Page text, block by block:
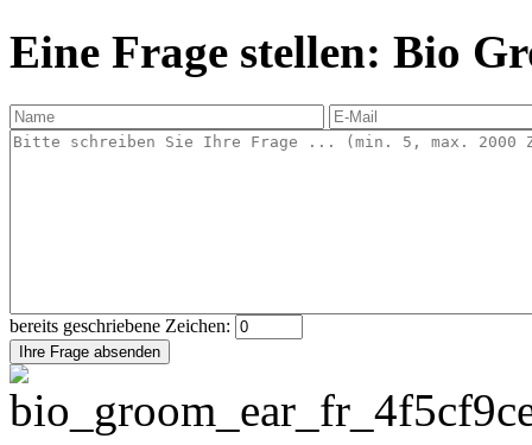
Eine Frage stellen: Bio
bereits geschriebene Zeichen: